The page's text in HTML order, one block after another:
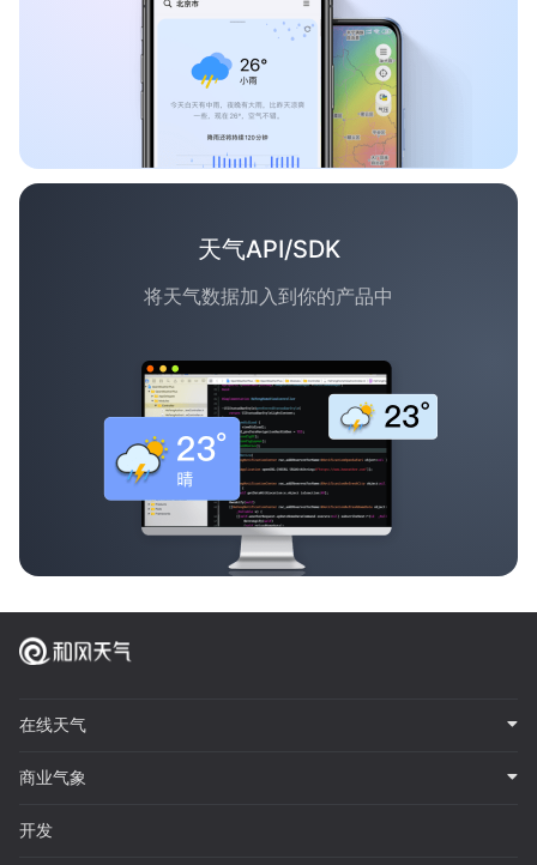
天气API/SDK
将天气数据加入到你的产品中
在线天气
商业气象
开发